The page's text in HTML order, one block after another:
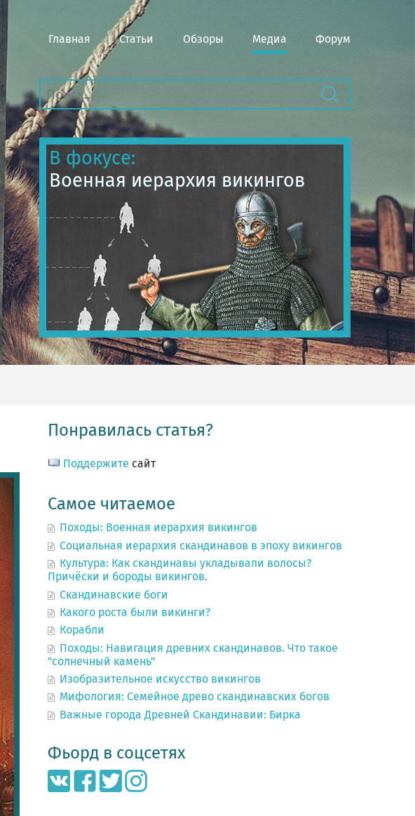
Главная Статьи Обзоры Медиа Форум
В фокусе:
Военная иерархия викингов
Понравилась статья?
Поддержите сайт
Самое читаемое
Походы: Военная иерархия викингов
Социальная иерархия скандинавов в эпоху викингов
Культура: Как скандинавы укладывали волосы?
Причёски и бороды викингов.
Скандинавские боги
Какого роста были викинги?
Корабли
Походы: Навигация древних скандинавов. Что такое
"солнечный камень"
Изобразительное искусство викингов
Мифология: Семейное древо скандинавских богов
Важные города Древней Скандинавии: Бирка
Фьорд в соцсетях